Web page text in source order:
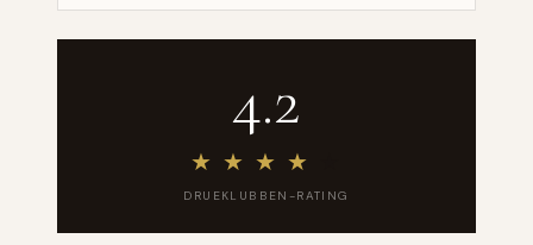
4.2
★ ★ ★ ★
DRUEKLUBBEN-RATING